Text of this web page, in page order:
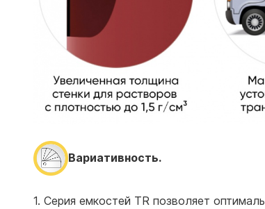
Вариативность.
1. Серия емкостей TR позволяет